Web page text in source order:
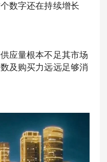
数字还在持续增长
应量根本不足其市场
及购买力远远足够消